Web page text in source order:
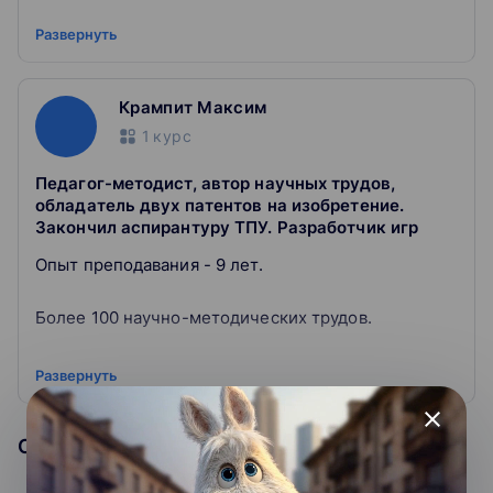
3. Простым языком объясняет сложные вещи
Digital Humanities
Развернуть
Крампит Максим
1 курс
Педагог-методист, автор научных трудов,
обладатель двух патентов на изобретение.
Закончил аспирантуру ТПУ. Разработчик игр
Опыт преподавания - 9 лет.
Более 100 научно-методических трудов.
2 патента на изобретение.
Руководство грантом. Участие в 3-х грантах.
Занимался полным циклом разработки устройств,
Развернуть
Образовательная организация
close